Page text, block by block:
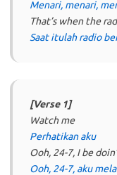
Menari, menari,
That’s when the
Saat itulah radio
[Verse 1]
Watch me
Perhatikan aku
Ooh, 24-7, I be
Ooh, 24-7, aku